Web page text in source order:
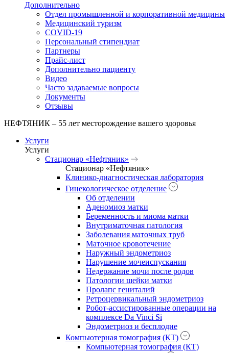
Дополнительно
Отдел промышленной и корпоративной медицины
Медицинский туризм
COVID-19
Персональный стипендиат
Партнеры
Прайс-лист
Дополнительно пациенту
Видео
Часто задаваемые вопросы
Документы
Отзывы
НЕФТЯНИК – 55 лет месторождение вашего здоровья
Услуги
Услуги
Стационар «Нефтяник»
Стационар «Нефтяник»
Клинико-диагностическая лаборатория
Гинекологическое отделение
Об отделении
Аденомиоз матки
Беременность и миома матки
Внутриматочная патология
Заболевания маточных труб
Маточное кровотечение
Наружный эндометриоз
Нарушение мочеиспускания
Недержание мочи после родов
Патологии шейки матки
Пролапс гениталий
Ретроцервикальный эндометриоз
Робот-ассистированные операции на
комплексе Da Vinci Si
Эндометриоз и бесплодие
Компьютерная томография (КТ)
Компьютерная томография (КТ)